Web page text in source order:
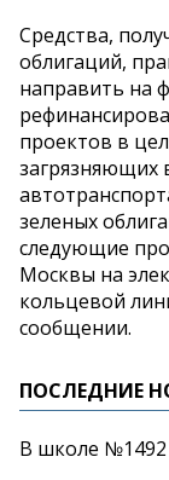
Средства,
облигаций,
направить на
проектов в
загрязняющих
зеленых
следующие
Москвы на
кольцевой
сообщении.
ПОСЛЕДНИЕ
В школе №1492